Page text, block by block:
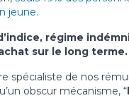
jeune.
régime
sur le long terme.
spécialiste de nos
obscur mécanisme, “